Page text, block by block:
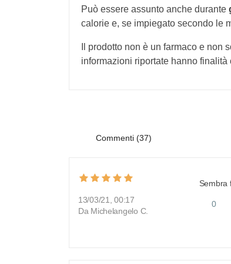
Può essere assunto anche durante
calorie e, se impiegato secondo le
Il prodotto non è un farmaco e
informazioni riportate hanno
Commenti (37)
13/03/21, 00:17
Da Michelangelo C.
Sembra
0